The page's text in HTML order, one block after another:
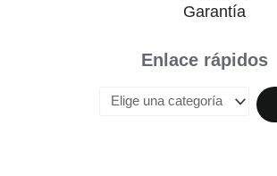
Garantía
Enlace rápidos